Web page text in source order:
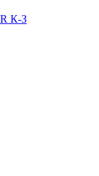
К-З